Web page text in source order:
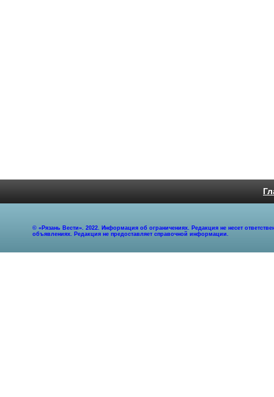
© «Рязань Вести». 2022. Информация об ограничениях. Редакция не несет
объявлениях. Редакция не предоставляет справочной информации.